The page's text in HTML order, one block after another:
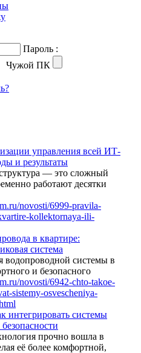
Пароль :
Чужой ПК
управления всей ИТ-
и результаты
— это сложный
работают десятки
в квартире:
система
водопроводной системы в
и безопасного
интегрировать системы
прочно вошла в
её более комфортной,